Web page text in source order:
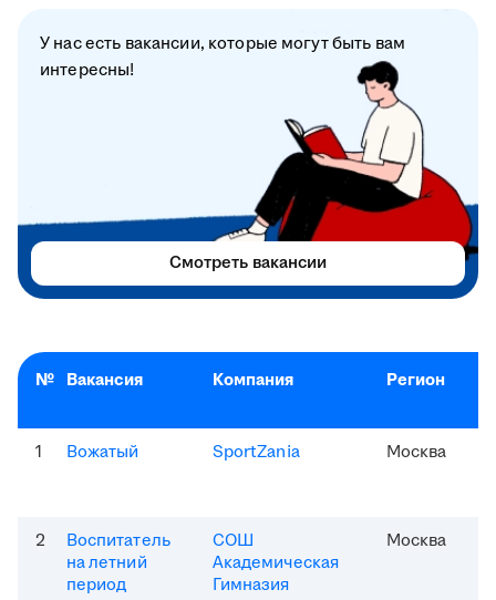
№ Вакансия Компания Регион
1 Вожатый SportZania Москва
2
Воспитатель
на летний
период
СОШ
Академическая
Гимназия
Москва
У нас есть вакансии, которые могут быть вам
интересны!
Смотреть вакансии